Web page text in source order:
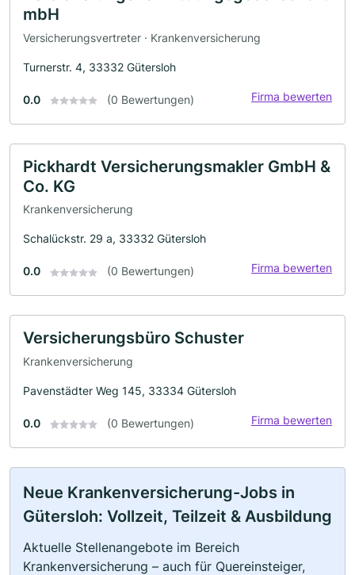
mbH
Versicherungsvertreter · Krankenversicherung
Turnerstr. 4, 33332 Gütersloh
0.0 (0 Bewertungen) Firma bewerten
Pickhardt Versicherungsmakler GmbH &
Co. KG
Krankenversicherung
Schalückstr. 29 a, 33332 Gütersloh
0.0 (0 Bewertungen) Firma bewerten
Versicherungsbüro Schuster
Krankenversicherung
Pavenstädter Weg 145, 33334 Gütersloh
0.0 (0 Bewertungen) Firma bewerten
Neue Krankenversicherung-Jobs in
Gütersloh: Vollzeit, Teilzeit & Ausbildung
Aktuelle Stellenangebote im Bereich
Krankenversicherung – auch für Quereinsteiger,